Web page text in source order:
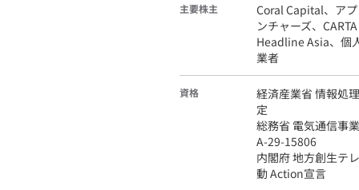
主要株主
Coral Capital、ア
ンチャーズ、
Headline Asia、個
業者
資格
経済産業省 情報処
定
総務省 電気通信事
A-29-15806
内閣府 地方創生テ
動 Action宣言